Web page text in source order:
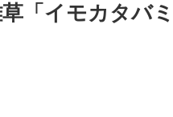
「イモカタバ